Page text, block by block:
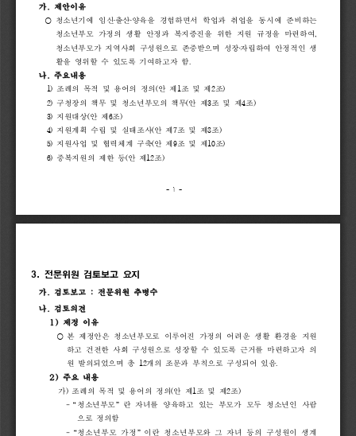
- 1 -
가
제안이유
⃝ 청소년기에 임신‧
출산‧
양육을 경험하면서 학업과 취업을 동시에
준비하는
청소년부모
가정의 생활 안정과 복지증진을 위한 지원 규정을 마련하여
청소년부모가 지역사회 구성원으로 존중받으며 성장‧
자립하여 안정적인 생
활을 영위할 수 있도록 기여하고자 함.
나
주요내용
1) 조례의 목적 및 용어의 정의(안 제 1조 및 제2조)
2) 구청장의 책무 및 청소년부모의 책무(안 제3조 및 제4조)
3) 지원대상(안 제 6조)
4) 지원계획 수립 및 실태조사(안 제7조 및 제8조)
5) 지원사업 및 협력체계 구축(안 제9조 및 제 10조)
6) 중복지원의 제한 등(안 제 12조)
3. 전문위원 검토보고 요지
가 검토보고 : 전문위원
추병수
나
검토의견
1) 제정 이유
⃝ 본 제정안은 청소년부모로 이루어진 가정의 어려운 생활 환경을
지원
하고
건전한 사회 구성원으로 성장할 수 있도록 근거를 마련하고자 의
원 발의되었으며 총 12개의 조문과 부칙으로 구성되어 있음.
2) 주요
내용
가) 조례의 목적 및 용어의 정의(안 제 1조 및 제2조)
-“ 청소년부모” 란 자녀를 양육하고 있는 부모가 모두 청소년인
사람
으로 정의함
-“청소년부모 가정 ” 이란 청소년부모와 그 자녀 등의 구성원이 생계